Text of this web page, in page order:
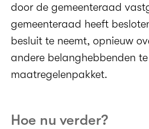
door de gemeenteraad
gemeenteraad heeft
besluit te neemt, opnieuw
andere belanghebbenden
maatregelenpakket.
Hoe nu verder?